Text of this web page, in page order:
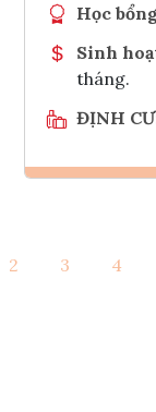
Học
Sinh
tháng.
ĐỊNH CƯ
2 3 4